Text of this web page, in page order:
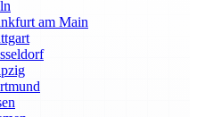
am Main